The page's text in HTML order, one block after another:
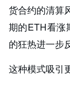
货合约的清算
期的ETH看涨
的狂热进一步
这种模式吸引